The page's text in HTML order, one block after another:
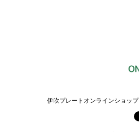
伊吹プレートオンラインショップ